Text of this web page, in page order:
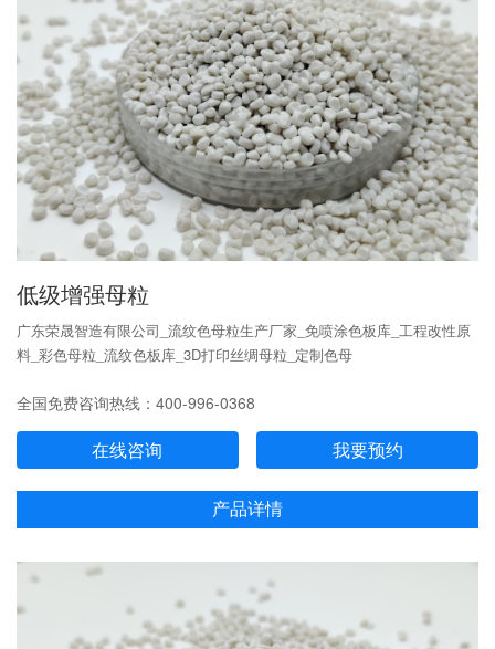
低级增强母粒
广东荣晟智造有限公司_流纹色母粒生产厂家_免喷涂色板库_工程改性原
料_彩色母粒_流纹色板库_3D打印丝绸母粒_定制色母
全国免费咨询热线：400-996-0368
在线咨询 我要预约
产品详情